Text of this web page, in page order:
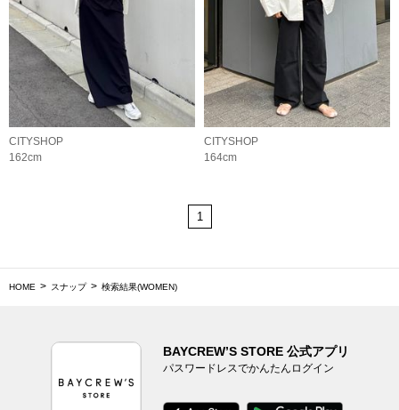
CITYSHOP
162cm
CITYSHOP
164cm
1
HOME スナップ 検索結果(WOMEN)
BAYCREW’S STORE 公式アプリ
パスワードレスでかんたんログイン